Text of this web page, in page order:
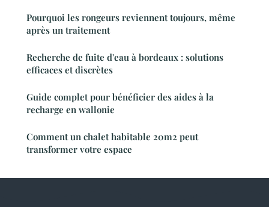
Pourquoi les rongeurs reviennent toujours, même
après un traitement
Recherche de fuite d'eau à bordeaux : solutions
efficaces et discrètes
Guide complet pour bénéficier des aides à la
recharge en wallonie
Comment un chalet habitable 20m2 peut
transformer votre espace